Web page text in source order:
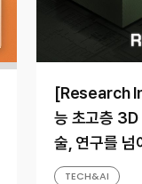
[Research
능 초고층
술, 연구를 넘
TECH&AI